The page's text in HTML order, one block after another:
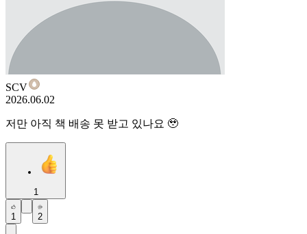
SCV
2026.06.02
저만 아직 책 배송 못 받고 있나요 🥹
1
1 2